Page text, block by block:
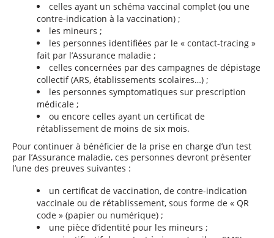
celles ayant un schéma vaccinal complet (ou une
contre-indication à la vaccination) ;
les mineurs ;
les personnes identifiées par le « contact-tracing »
fait par l’Assurance maladie ;
celles concernées par des campagnes de dépistage
collectif (ARS, établissements scolaires…) ;
les personnes symptomatiques sur prescription
médicale ;
ou encore celles ayant un certificat de
rétablissement de moins de six mois.
Pour continuer à bénéficier de la prise en charge d’un test
par l’Assurance maladie, ces personnes devront présenter
l’une des preuves suivantes :
un certificat de vaccination, de contre-indication
vaccinale ou de rétablissement, sous forme de « QR
code » (papier ou numérique) ;
une pièce d’identité pour les mineurs ;